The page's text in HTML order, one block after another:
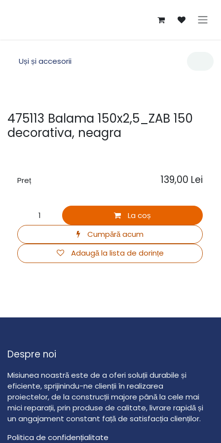
Uși și accesorii
475113 Balama 150x2,5_ZAB 150
decorativa, neagra
La coș
Cumpără acum
Adaugă la lista de dorințe
Preț 139,00 Lei
Despre noi
Misiunea noastră este de a oferi soluții durabile și
eficiente, sprijinindu-ne clienții în realizarea
proiectelor, de la construcții majore până la cele mai
mici reparații, prin produse de calitate, livrare rapidă și
un angajament constant față de satisfacția clienților.
Politica de confidențialitate